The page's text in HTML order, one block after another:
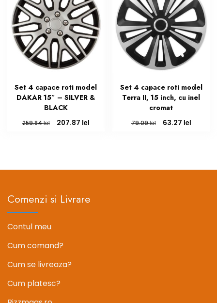
Set 4 capace roti model
DAKAR 15″ – SILVER &
BLACK
259.84lei
Prețul
207.87 leiPrețul
Set 4 capace roti model
Terra II, 15 inch, cu inel
cromat
79.09lei
Prețul
63.27 leiPrețul
Comenzi si Livrare
Contul meu
Cum comand?
Cum se livreaza?
Cum platesc?